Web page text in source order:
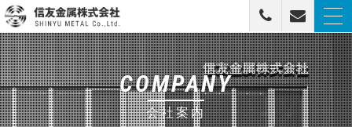
信友金属株式会社
COMPANY
会社案内